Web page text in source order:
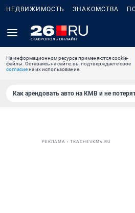
НЕДВИЖИМОСТЬ ЗНАКОМСТВА
На информационном ресурсе применяются cookie-
файлы. Оставаясь на сайте, вы подтверждаете свое
согласиена их использование.
Как арендовать авто на КМВ и не
РЕКЛАМА • TKACHEVKMV.RU